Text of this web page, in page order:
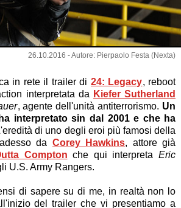
26.10.2016 - Autore: Pierpaolo Festa (Nexta)
in rete il trailer di 24: Legacy, reboot
interpretata da Kiefer Sutherland
, agente dell'unità antiterrorismo. Un
interpretato sin dal 2001 e che ha
di uno degli eroi più famosi della
da Corey Hawkins, attore già
Compton che qui interpretaEric
U.S. Army Rangers.
di sapere su di me, in realtà non lo
del trailer che vi presentiamo a